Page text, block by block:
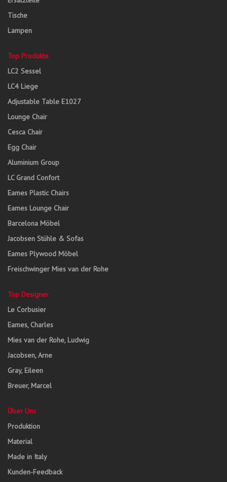
Tische
Lampen
Top Produkte
LC2 Sessel
LC4 Liege
Adjustable Table E1027
Lounge Chair
Cesca Chair
Egg Chair
Aluminium Group
LC Grand Confort
Eames Plastic Chairs
Eames Lounge Chair
Barcelona Möbel
Jacobsen Stühle & Sofas
Eames Plywood Möbel
Freischwinger Mies van der Rohe
Top Designer
Le Corbusier
Eames, Charles
Mies van der Rohe, Ludwig
Jacobsen, Arne
Gray, Eileen
Breuer, Marcel
Über Uns
Produktion
Material
Made in Italy
Kunden-Feedback